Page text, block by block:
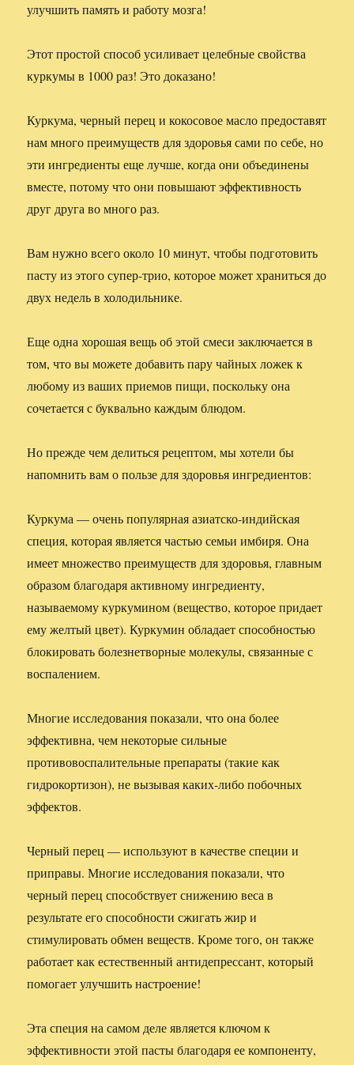
улучшить память и работу мозга!
Этот простой способ усиливает целебные свойства
куркумы в 1000 раз! Это доказано!
Куркума, черный перец и кокосовое масло предоставят
нам много преимуществ для здоровья сами по себе, но
эти ингредиенты еще лучше, когда они объединены
вместе, потому что они повышают эффективность
друг друга во много раз.
Вам нужно всего около 10 минут, чтобы подготовить
пасту из этого супер-трио, которое может храниться до
двух недель в холодильнике.
Еще одна хорошая вещь об этой смеси заключается в
том, что вы можете добавить пару чайных ложек к
любому из ваших приемов пищи, поскольку она
сочетается с буквально каждым блюдом.
Но прежде чем делиться рецептом, мы хотели бы
напомнить вам о пользе для здоровья ингредиентов:
Куркума — очень популярная азиатско-индийская
специя, которая является частью семьи имбиря. Она
имеет множество преимуществ для здоровья, главным
образом благодаря активному ингредиенту,
называемому куркумином (вещество, которое придает
ему желтый цвет). Куркумин обладает способностью
блокировать болезнетворные молекулы, связанные с
воспалением.
Многие исследования показали, что она более
эффективна, чем некоторые сильные
противовоспалительные препараты (такие как
гидрокортизон), не вызывая каких-либо побочных
эффектов.
Черный перец — используют в качестве специи и
приправы. Многие исследования показали, что
черный перец способствует снижению веса в
результате его способности сжигать жир и
стимулировать обмен веществ. Кроме того, он также
работает как естественный антидепрессант, который
помогает улучшить настроение!
Эта специя на самом деле является ключом к
эффективности этой пасты благодаря ее компоненту,